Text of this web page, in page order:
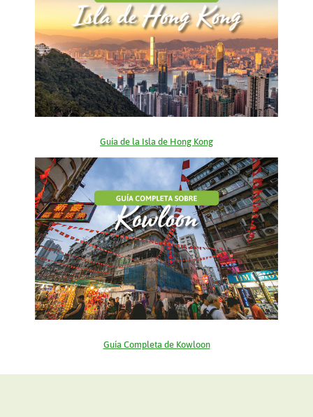
Guía de la Isla de Hong Kong
Guía Completa de Kowloon